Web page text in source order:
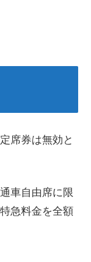
席券は無効と
車自由席に限
急料金を全額